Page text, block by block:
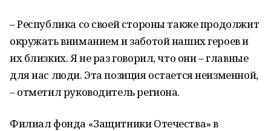
– Республика со своей стороны также продолжит
окружать вниманием и заботой наших героев и
их близких. Я не раз говорил, что они – главные
для нас люди. Эта позиция остается неизменной,
– отметил руководитель региона.
Филиал фонда «Защитники Отечества» в